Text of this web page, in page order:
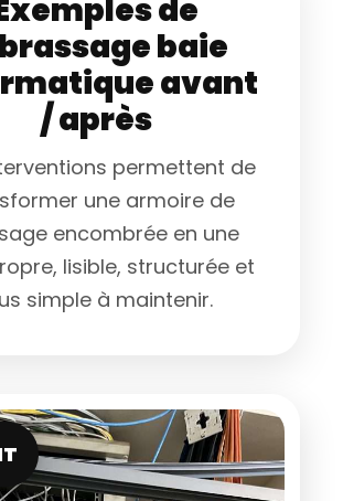
de
baie
avant
/ après
permettent de
une armoire de
encombrée en une
lisible, structurée et
simple à maintenir.